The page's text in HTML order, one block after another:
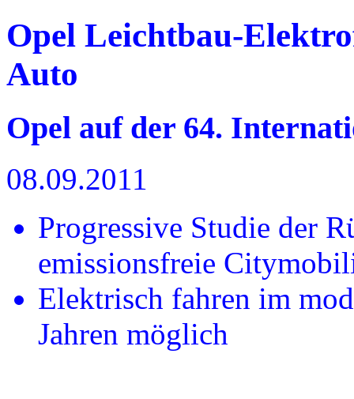
Opel Leichtbau-
Auto
Opel auf der 64.
08.09.2011
Progressive Studie der
emissionsfreie
Elektrisch fahren im
Jahren möglich